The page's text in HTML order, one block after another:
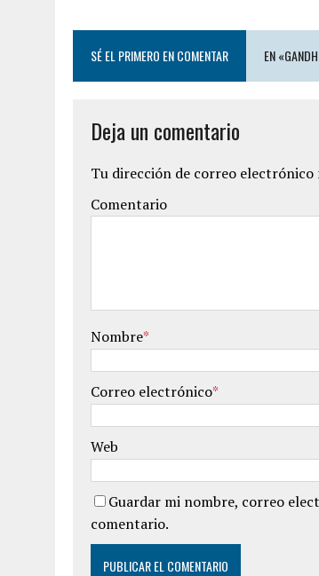
SÉ EL PRIMERO EN COMENTAR EN
Deja un comentario
Tu dirección de correo electrónico
Comentario
Nombre*
Correo electrónico*
Web
Guardar mi nombre, correo
comentario.